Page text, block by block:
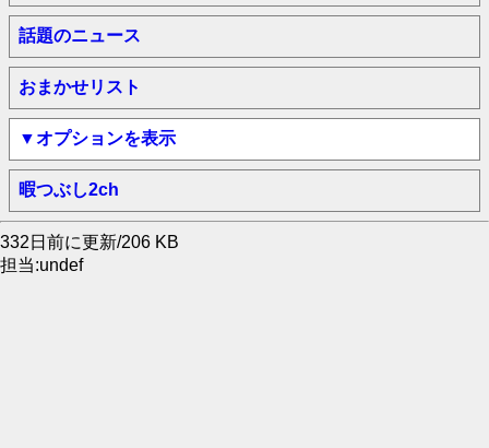
話題のニュース
おまかせリスト
▼オプションを表示
暇つぶし2ch
332日前に更新/206 KB
担当:undef